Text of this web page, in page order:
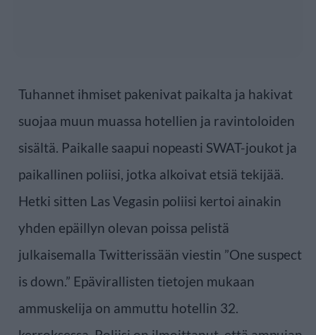
Tuhannet ihmiset pakenivat paikalta ja hakivat
suojaa muun muassa hotellien ja ravintoloiden
sisältä. Paikalle saapui nopeasti SWAT-joukot ja
paikallinen poliisi, jotka alkoivat etsiä tekijää.
Hetki sitten Las Vegasin poliisi kertoi ainakin
yhden epäillyn olevan poissa pelistä
julkaisemalla Twitterissään viestin ”One suspect
is down.” Epävirallisten tietojen mukaan
ammuskelija on ammuttu hotellin 32.